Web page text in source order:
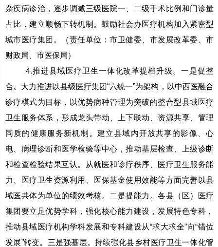
杂疾病诊治，逐步调减三级医院一、二级手术比例和门诊量
占比，建立顺畅下转机制。鼓励社会办医疗机构加入紧密型
城市医疗集团。（责任单位：市卫健委、市发展改革委、市
财政局、市医保局）
4.推进县域医疗卫生一体化改革提档升级。一是促整
合。大力推进以县级医疗集团“六统一”为架构，以中西医融合
诊疗模式为目标，以优势病种管理为突破的整合型县域医疗
卫生服务体系，形成龙头带动、上下联动、资源共享、管理
同质的健康服务新机制。建立县域内开放共享的影像、心
电、病理诊断和医学检验等中心，推动基层检查、上级诊断
和检查检验结果互认。从就医和诊疗秩序、医疗卫生服务能
力、医疗卫生资源利用、医保基金使用效能等方面完善以县
域医共体为单位的绩效考核。二是提能力。各县（区）医疗
集团要立足优势学科，强化核心能力建设，发展特色专科，
推动县域医疗机构学科发展和专科建设从“求大求全”向“错位
发展”转变。三是强基层。持续强化县乡村医疗卫生一体化管